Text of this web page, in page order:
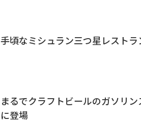
手頃なミシュラン三つ星レスト
まるでクラフトビールのガソリ
に登場